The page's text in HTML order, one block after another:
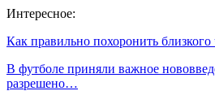
Интересное:
Как правильно похоронить близкого
В футболе приняли важное
разрешено…